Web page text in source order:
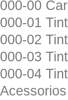
000-00
000-01
000-02
000-03
000-04